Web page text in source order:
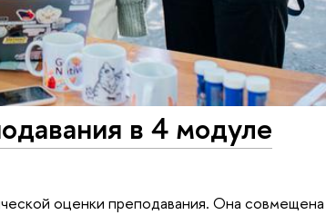
в 4 модуле
оценки преподавания. Она